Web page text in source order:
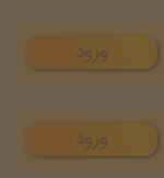
ورود
ورود